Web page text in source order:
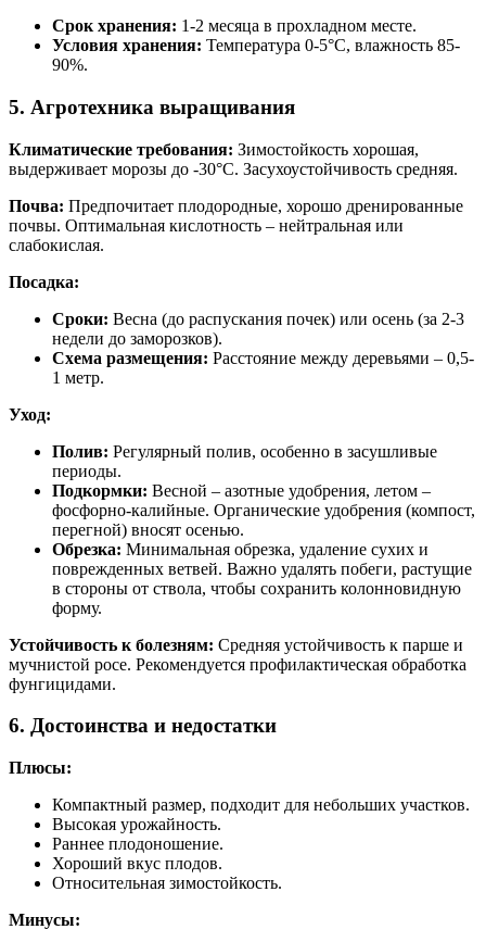
Срок хранения: 1-2 месяца в прохладном месте.
Условия хранения: Температура 0-5°C, влажность 85-
90%.
5. Агротехника выращивания
Климатические требования: Зимостойкость хорошая,
выдерживает морозы до -30°C. Засухоустойчивость средняя.
Почва: Предпочитает плодородные, хорошо дренированные
почвы. Оптимальная кислотность – нейтральная или
слабокислая.
Посадка:
Сроки: Весна (до распускания почек) или осень (за 2-3
недели до заморозков).
Схема размещения: Расстояние между деревьями – 0,5-
1 метр.
Уход:
Полив: Регулярный полив, особенно в засушливые
периоды.
Подкормки: Весной – азотные удобрения, летом –
фосфорно-калийные. Органические удобрения (компост,
перегной) вносят осенью.
Обрезка: Минимальная обрезка, удаление сухих и
поврежденных ветвей. Важно удалять побеги, растущие
в стороны от ствола, чтобы сохранить колонновидную
форму.
Устойчивость к болезням: Средняя устойчивость к парше и
мучнистой росе. Рекомендуется профилактическая обработка
фунгицидами.
6. Достоинства и недостатки
Плюсы:
Компактный размер, подходит для небольших участков.
Высокая урожайность.
Раннее плодоношение.
Хороший вкус плодов.
Относительная зимостойкость.
Минусы: